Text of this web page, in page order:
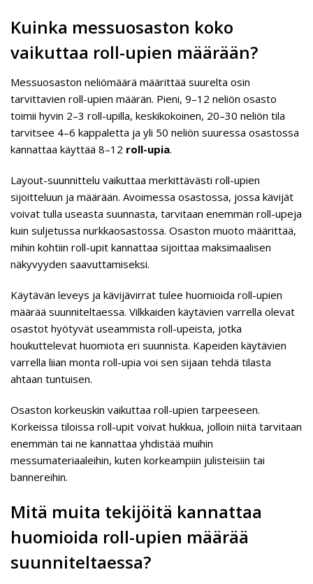
Kuinka messuosaston koko
vaikuttaa roll-upien määrään?
Messuosaston neliömäärä määrittää suurelta osin
tarvittavien roll-upien määrän. Pieni, 9–12 neliön osasto
toimii hyvin 2–3 roll-upilla, keskikokoinen, 20–30 neliön tila
tarvitsee 4–6 kappaletta ja yli 50 neliön suuressa osastossa
kannattaa käyttää 8–12 roll-upia.
Layout-suunnittelu vaikuttaa merkittävästi roll-upien
sijoitteluun ja määrään. Avoimessa osastossa, jossa kävijät
voivat tulla useasta suunnasta, tarvitaan enemmän roll-upeja
kuin suljetussa nurkkaosastossa. Osaston muoto määrittää,
mihin kohtiin roll-upit kannattaa sijoittaa maksimaalisen
näkyvyyden saavuttamiseksi.
Käytävän leveys ja kävijävirrat tulee huomioida roll-upien
määrää suunniteltaessa. Vilkkaiden käytävien varrella olevat
osastot hyötyvät useammista roll-upeista, jotka
houkuttelevat huomiota eri suunnista. Kapeiden käytävien
varrella liian monta roll-upia voi sen sijaan tehdä tilasta
ahtaan tuntuisen.
Osaston korkeuskin vaikuttaa roll-upien tarpeeseen.
Korkeissa tiloissa roll-upit voivat hukkua, jolloin niitä tarvitaan
enemmän tai ne kannattaa yhdistää muihin
messumateriaaleihin, kuten korkeampiin julisteisiin tai
bannereihin.
Mitä muita tekijöitä kannattaa
huomioida roll-upien määrää
suunniteltaessa?